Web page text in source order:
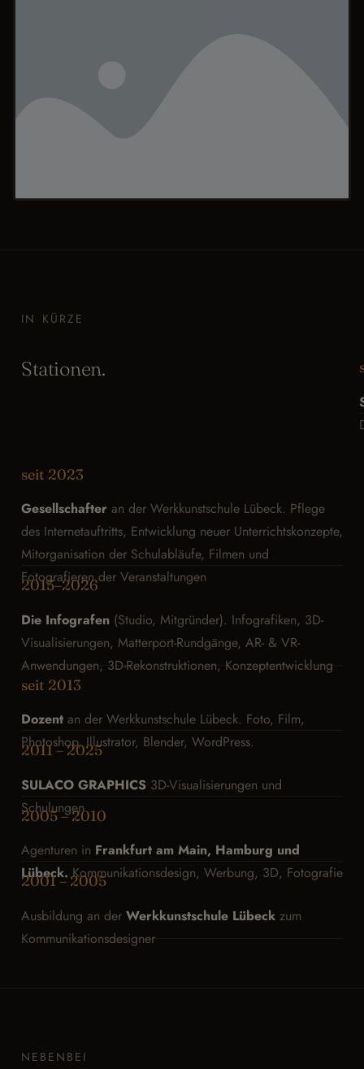
IN KÜRZE
Stationen.
seit 2023
Gesellschafter an der Werkkunstschule Lübeck. Pflege
des Internetauftritts, Entwicklung neuer Unterrichtskonzepte,
Mitorganisation der Schulabläufe, Filmen und
Fotografieren der Veranstaltungen
2015–2026
Die Infografen (Studio, Mitgründer). Infografiken, 3D-
Visualisierungen, Matterport-Rundgänge, AR- & VR-
Anwendungen, 3D-Rekonstruktionen, Konzeptentwicklung
seit 2013
Dozent an der Werkkunstschule Lübeck. Foto, Film,
Photoshop, Illustrator, Blender, WordPress.
2011 – 2025
SULACO GRAPHICS 3D-Visualisierungen und
Schulungen
2005 – 2010
Agenturen in Frankfurt am Main, Hamburg und
Lübeck.Kommunikationsdesign, Werbung, 3D, Fotografie
2001 – 2005
Ausbildung an der Werkkunstschule Lübeck zum
Kommunikationsdesigner
NEBENBEI